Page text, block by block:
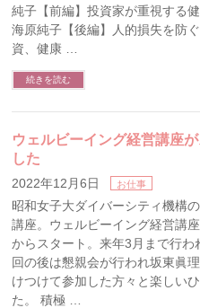
純子【前編】投資家が重視する
海原純子【後編】人的損失を防
資、健康 …
続きを読む
ウェルビーイング経営講座
した
2022年12月6日 お仕事
昭和女子大ダイバーシティ機構
講座。ウェルビーイング経営講
からスタート。来年3月まで行わ
回の後は懇親会が行われ坂東眞
けつけて参加した方々と楽しい
た。 積極 …